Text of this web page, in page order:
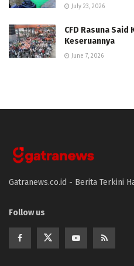
July 23, 2026
CFD Rasuna
Keseruannya
June 7, 2026
Gatranews.co.id - Berita Terkini
Follow us